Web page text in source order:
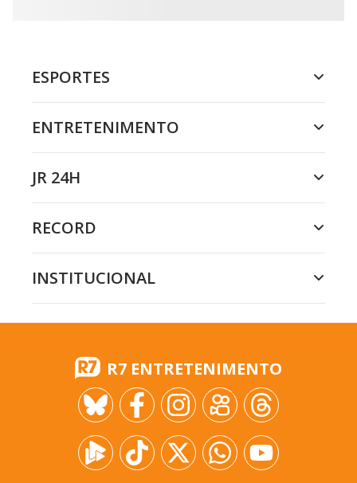
ESPORTES
ENTRETENIMENTO
JR 24H
RECORD
INSTITUCIONAL
R7 ENTRETENIMENTO